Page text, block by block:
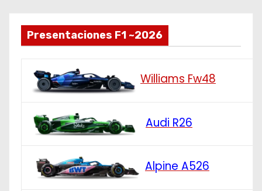
Presentaciones F1 ~2026
Williams Fw48
Audi R26
Alpine A526